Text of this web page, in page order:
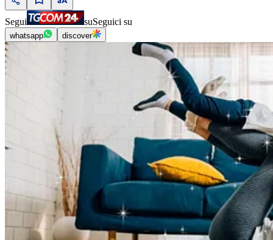
Segui suSeguici su
whatsapp discover